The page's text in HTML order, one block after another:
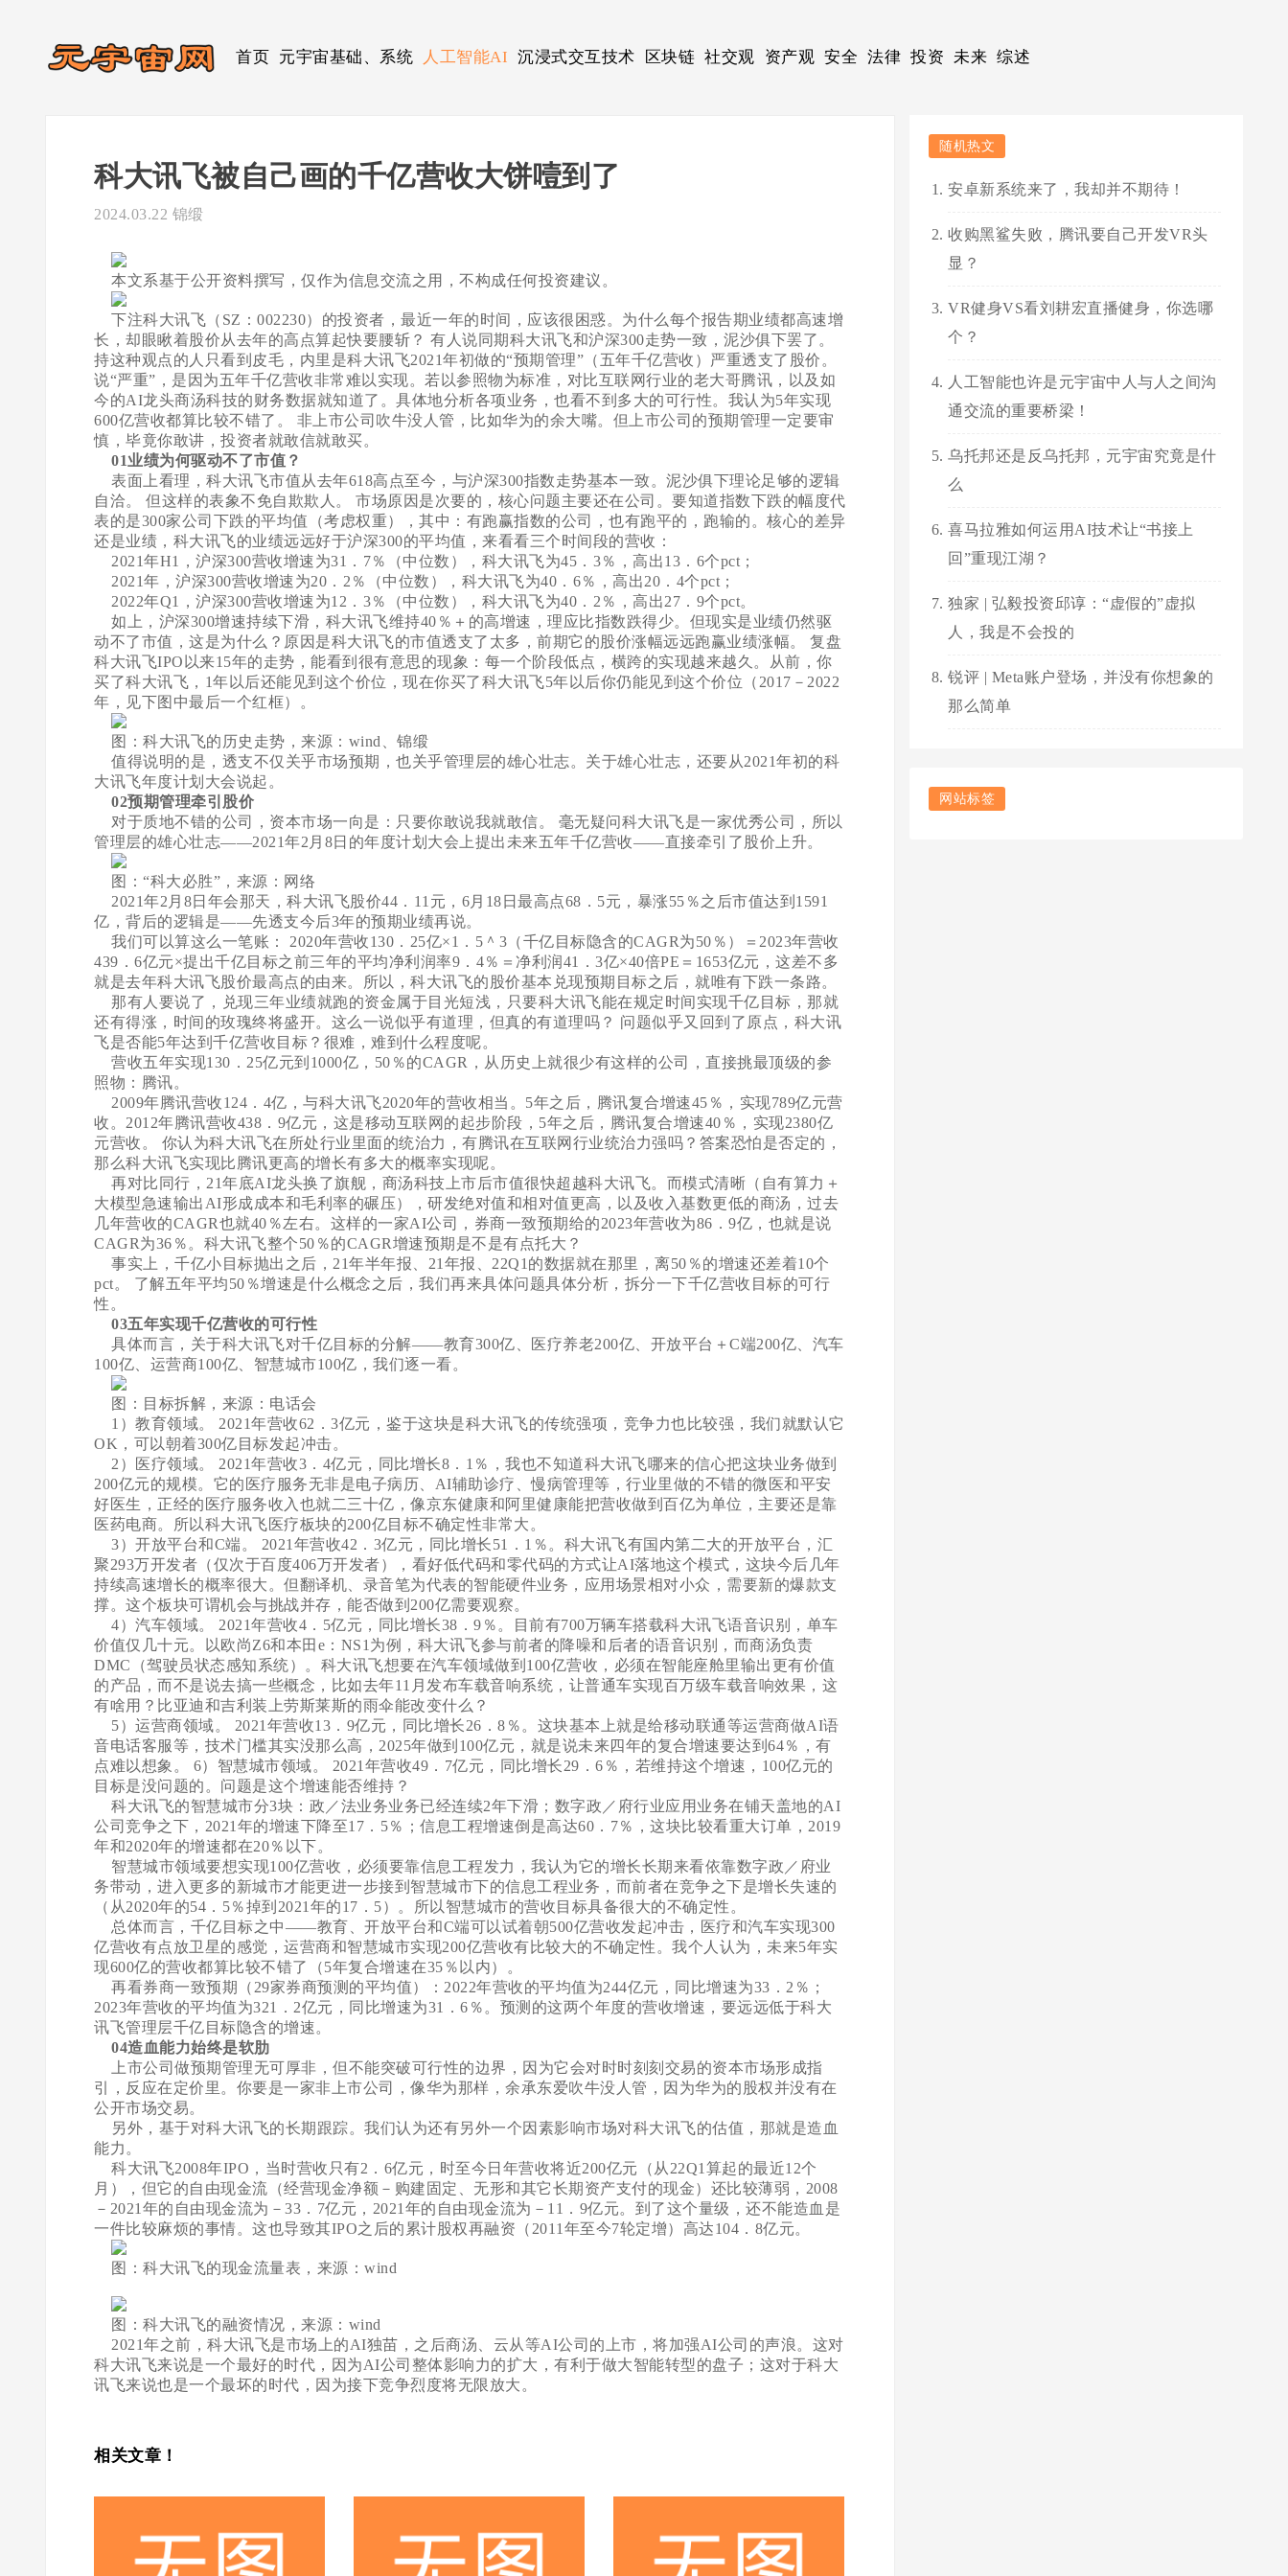
首页 元宇宙基础、系统 人工智能AI 沉浸式交互技术 区块链 社交观 资产观 安全 法律 投资 未来 综述
科大讯飞被自己画的千亿营收大饼噎到了
2024.03.22 锦缎
本文系基于公开资料撰写，仅作为信息交流之用，不构成任何投资建议。
下注科大讯飞（SZ：002230）的投资者，最近一年的时间，应该很困惑。为什么每个报告期业绩都高速增
长，却眼瞅着股价从去年的高点算起快要腰斩？ 有人说同期科大讯飞和沪深300走势一致，泥沙俱下罢了。
持这种观点的人只看到皮毛，内里是科大讯飞2021年初做的“预期管理”（五年千亿营收）严重透支了股价。
说“严重”，是因为五年千亿营收非常难以实现。若以参照物为标准，对比互联网行业的老大哥腾讯，以及如
今的AI龙头商汤科技的财务数据就知道了。具体地分析各项业务，也看不到多大的可行性。我认为5年实现
600亿营收都算比较不错了。 非上市公司吹牛没人管，比如华为的余大嘴。但上市公司的预期管理一定要审
慎，毕竟你敢讲，投资者就敢信就敢买。
01业绩为何驱动不了市值？
表面上看理，科大讯飞市值从去年618高点至今，与沪深300指数走势基本一致。泥沙俱下理论足够的逻辑
自洽。 但这样的表象不免自欺欺人。 市场原因是次要的，核心问题主要还在公司。要知道指数下跌的幅度代
表的是300家公司下跌的平均值（考虑权重），其中：有跑赢指数的公司，也有跑平的，跑输的。核心的差异
还是业绩，科大讯飞的业绩远远好于沪深300的平均值，来看看三个时间段的营收：
2021年H1，沪深300营收增速为31．7％（中位数），科大讯飞为45．3％，高出13．6个pct；
2021年，沪深300营收增速为20．2％（中位数），科大讯飞为40．6％，高出20．4个pct；
2022年Q1，沪深300营收增速为12．3％（中位数），科大讯飞为40．2％，高出27．9个pct。
如上，沪深300增速持续下滑，科大讯飞维持40％＋的高增速，理应比指数跌得少。但现实是业绩仍然驱
动不了市值，这是为什么？原因是科大讯飞的市值透支了太多，前期它的股价涨幅远远跑赢业绩涨幅。 复盘
科大讯飞IPO以来15年的走势，能看到很有意思的现象：每一个阶段低点，横跨的实现越来越久。从前，你
买了科大讯飞，1年以后还能见到这个价位，现在你买了科大讯飞5年以后你仍能见到这个价位（2017－2022
年，见下图中最后一个红框）。
图：科大讯飞的历史走势，来源：wind、锦缎
值得说明的是，透支不仅关乎市场预期，也关乎管理层的雄心壮志。关于雄心壮志，还要从2021年初的科
大讯飞年度计划大会说起。
02预期管理牵引股价
对于质地不错的公司，资本市场一向是：只要你敢说我就敢信。 毫无疑问科大讯飞是一家优秀公司，所以
管理层的雄心壮志——2021年2月8日的年度计划大会上提出未来五年千亿营收——直接牵引了股价上升。
图：“科大必胜”，来源：网络
2021年2月8日年会那天，科大讯飞股价44．11元，6月18日最高点68．5元，暴涨55％之后市值达到1591
亿，背后的逻辑是——先透支今后3年的预期业绩再说。
我们可以算这么一笔账： 2020年营收130．25亿×1．5＾3（千亿目标隐含的CAGR为50％）＝2023年营收
439．6亿元×提出千亿目标之前三年的平均净利润率9．4％＝净利润41．3亿×40倍PE＝1653亿元，这差不多
就是去年科大讯飞股价最高点的由来。所以，科大讯飞的股价基本兑现预期目标之后，就唯有下跌一条路。
那有人要说了，兑现三年业绩就跑的资金属于目光短浅，只要科大讯飞能在规定时间实现千亿目标，那就
还有得涨，时间的玫瑰终将盛开。这么一说似乎有道理，但真的有道理吗？ 问题似乎又回到了原点，科大讯
飞是否能5年达到千亿营收目标？很难，难到什么程度呢。
营收五年实现130．25亿元到1000亿，50％的CAGR，从历史上就很少有这样的公司，直接挑最顶级的参
照物：腾讯。
2009年腾讯营收124．4亿，与科大讯飞2020年的营收相当。5年之后，腾讯复合增速45％，实现789亿元营
收。2012年腾讯营收438．9亿元，这是移动互联网的起步阶段，5年之后，腾讯复合增速40％，实现2380亿
元营收。 你认为科大讯飞在所处行业里面的统治力，有腾讯在互联网行业统治力强吗？答案恐怕是否定的，
那么科大讯飞实现比腾讯更高的增长有多大的概率实现呢。
再对比同行，21年底AI龙头换了旗舰，商汤科技上市后市值很快超越科大讯飞。而模式清晰（自有算力＋
大模型急速输出AI形成成本和毛利率的碾压），研发绝对值和相对值更高，以及收入基数更低的商汤，过去
几年营收的CAGR也就40％左右。这样的一家AI公司，券商一致预期给的2023年营收为86．9亿，也就是说
CAGR为36％。科大讯飞整个50％的CAGR增速预期是不是有点托大？
事实上，千亿小目标抛出之后，21年半年报、21年报、22Q1的数据就在那里，离50％的增速还差着10个
pct。 了解五年平均50％增速是什么概念之后，我们再来具体问题具体分析，拆分一下千亿营收目标的可行
性。
03五年实现千亿营收的可行性
具体而言，关于科大讯飞对千亿目标的分解——教育300亿、医疗养老200亿、开放平台＋C端200亿、汽车
100亿、运营商100亿、智慧城市100亿，我们逐一看。
图：目标拆解，来源：电话会
1）教育领域。 2021年营收62．3亿元，鉴于这块是科大讯飞的传统强项，竞争力也比较强，我们就默认它
OK，可以朝着300亿目标发起冲击。
2）医疗领域。 2021年营收3．4亿元，同比增长8．1％，我也不知道科大讯飞哪来的信心把这块业务做到
200亿元的规模。它的医疗服务无非是电子病历、AI辅助诊疗、慢病管理等，行业里做的不错的微医和平安
好医生，正经的医疗服务收入也就二三十亿，像京东健康和阿里健康能把营收做到百亿为单位，主要还是靠
医药电商。所以科大讯飞医疗板块的200亿目标不确定性非常大。
3）开放平台和C端。 2021年营收42．3亿元，同比增长51．1％。科大讯飞有国内第二大的开放平台，汇
聚293万开发者（仅次于百度406万开发者），看好低代码和零代码的方式让AI落地这个模式，这块今后几年
持续高速增长的概率很大。但翻译机、录音笔为代表的智能硬件业务，应用场景相对小众，需要新的爆款支
撑。这个板块可谓机会与挑战并存，能否做到200亿需要观察。
4）汽车领域。 2021年营收4．5亿元，同比增长38．9％。目前有700万辆车搭载科大讯飞语音识别，单车
价值仅几十元。以欧尚Z6和本田e：NS1为例，科大讯飞参与前者的降噪和后者的语音识别，而商汤负责
DMC（驾驶员状态感知系统）。科大讯飞想要在汽车领域做到100亿营收，必须在智能座舱里输出更有价值
的产品，而不是说去搞一些概念，比如去年11月发布车载音响系统，让普通车实现百万级车载音响效果，这
有啥用？比亚迪和吉利装上劳斯莱斯的雨伞能改变什么？
5）运营商领域。 2021年营收13．9亿元，同比增长26．8％。这块基本上就是给移动联通等运营商做AI语
音电话客服等，技术门槛其实没那么高，2025年做到100亿元，就是说未来四年的复合增速要达到64％，有
点难以想象。 6）智慧城市领域。 2021年营收49．7亿元，同比增长29．6％，若维持这个增速，100亿元的
目标是没问题的。问题是这个增速能否维持？
科大讯飞的智慧城市分3块：政／法业务业务已经连续2年下滑；数字政／府行业应用业务在铺天盖地的AI
公司竞争之下，2021年的增速下降至17．5％；信息工程增速倒是高达60．7％，这块比较看重大订单，2019
年和2020年的增速都在20％以下。
智慧城市领域要想实现100亿营收，必须要靠信息工程发力，我认为它的增长长期来看依靠数字政／府业
务带动，进入更多的新城市才能更进一步接到智慧城市下的信息工程业务，而前者在竞争之下是增长失速的
（从2020年的54．5％掉到2021年的17．5）。所以智慧城市的营收目标具备很大的不确定性。
总体而言，千亿目标之中——教育、开放平台和C端可以试着朝500亿营收发起冲击，医疗和汽车实现300
亿营收有点放卫星的感觉，运营商和智慧城市实现200亿营收有比较大的不确定性。我个人认为，未来5年实
现600亿的营收都算比较不错了（5年复合增速在35％以内）。
再看券商一致预期（29家券商预测的平均值）：2022年营收的平均值为244亿元，同比增速为33．2％；
2023年营收的平均值为321．2亿元，同比增速为31．6％。预测的这两个年度的营收增速，要远远低于科大
讯飞管理层千亿目标隐含的增速。
04造血能力始终是软肋
上市公司做预期管理无可厚非，但不能突破可行性的边界，因为它会对时时刻刻交易的资本市场形成指
引，反应在定价里。你要是一家非上市公司，像华为那样，余承东爱吹牛没人管，因为华为的股权并没有在
公开市场交易。
另外，基于对科大讯飞的长期跟踪。我们认为还有另外一个因素影响市场对科大讯飞的估值，那就是造血
能力。
科大讯飞2008年IPO，当时营收只有2．6亿元，时至今日年营收将近200亿元（从22Q1算起的最近12个
月），但它的自由现金流（经营现金净额－购建固定、无形和其它长期资产支付的现金）还比较薄弱，2008
－2021年的自由现金流为－33．7亿元，2021年的自由现金流为－11．9亿元。到了这个量级，还不能造血是
一件比较麻烦的事情。这也导致其IPO之后的累计股权再融资（2011年至今7轮定增）高达104．8亿元。
图：科大讯飞的现金流量表，来源：wind
图：科大讯飞的融资情况，来源：wind
2021年之前，科大讯飞是市场上的AI独苗，之后商汤、云从等AI公司的上市，将加强AI公司的声浪。这对
科大讯飞来说是一个最好的时代，因为AI公司整体影响力的扩大，有利于做大智能转型的盘子；这对于科大
讯飞来说也是一个最坏的时代，因为接下竞争烈度将无限放大。
相关文章！
随机热文
安卓新系统来了，我却并不期待！
收购黑鲨失败，腾讯要自己开发VR头
显？
VR健身VS看刘耕宏直播健身，你选哪
个？
人工智能也许是元宇宙中人与人之间沟
通交流的重要桥梁！
乌托邦还是反乌托邦，元宇宙究竟是什
么
喜马拉雅如何运用AI技术让“书接上
回”重现江湖？
独家 | 弘毅投资邱谆：“虚假的”虚拟
人，我是不会投的
锐评 | Meta账户登场，并没有你想象的
那么简单
网站标签